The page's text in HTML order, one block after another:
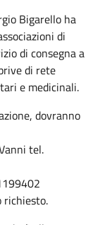
Bigarello ha
di
di consegna a
di rete
e medicinali.
dovranno
tel.
richiesto.